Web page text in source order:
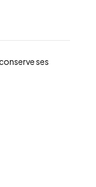
ses